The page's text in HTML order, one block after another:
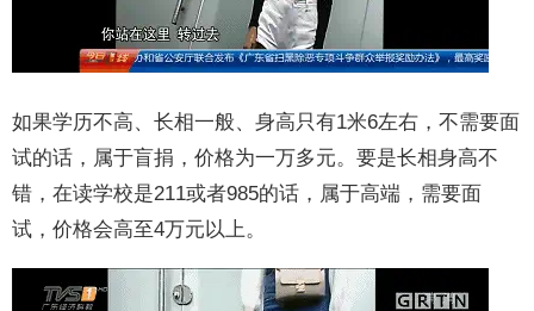
如果学历不高、长相一般、身高只有1米6左右，不需要面
试的话，属于盲捐，价格为一万多元。要是长相身高不
错，在读学校是211或者985的话，属于高端，需要面
试，价格会高至4万元以上。